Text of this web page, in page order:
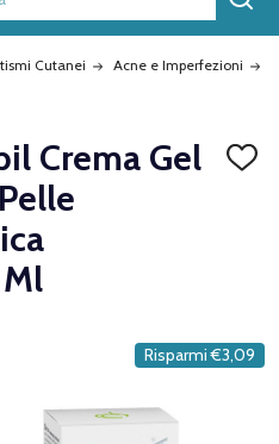
Cutanei Acne e Imperfezioni
Crema Gel
Risparmi €3,09